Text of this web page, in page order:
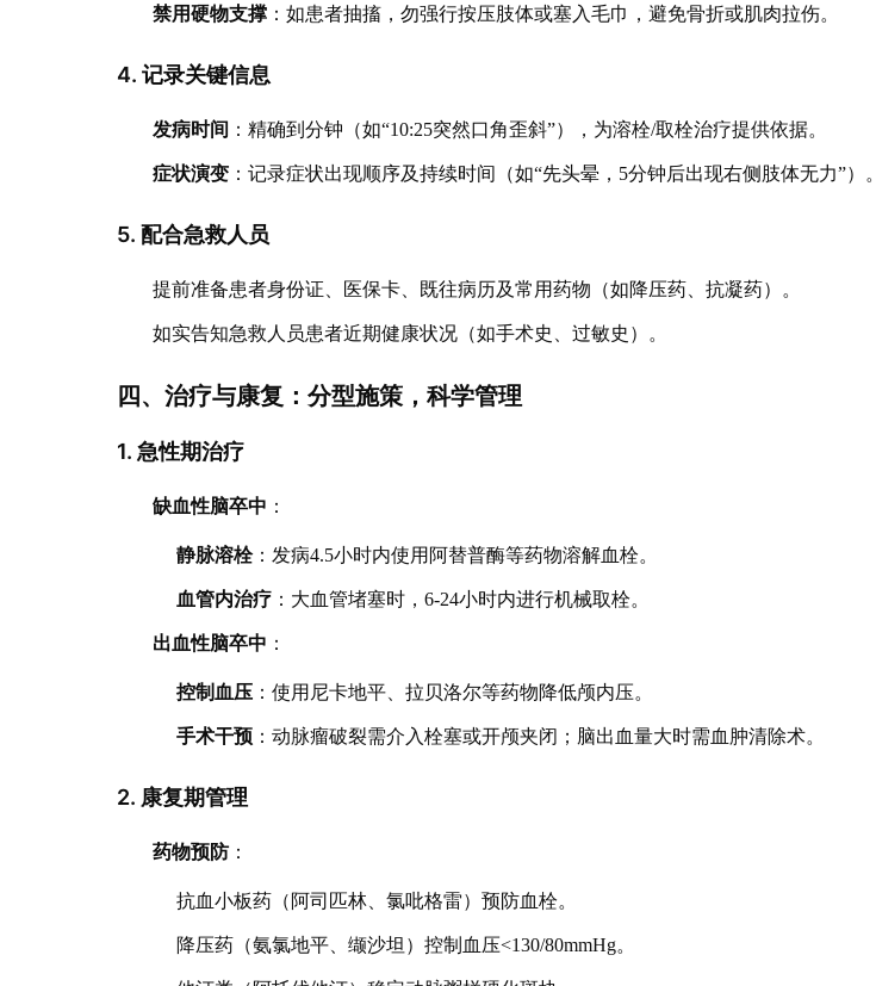
禁用硬物支撑 ：如患者抽搐，勿强行按压肢体或塞入毛巾，避免骨折或肌肉拉伤。
4. 记录关键信息
发病时间 ：精确到分钟（如“10:25突然口角歪斜”），为溶栓/取栓治疗提供依据。
症状演变 ：记录症状出现顺序及持续时间（如“先头晕，5分钟后出现右侧肢体无力”）。
5. 配合急救人员
提前准备患者身份证、医保卡、既往病历及常用药物（如降压药、抗凝药）。
如实告知急救人员患者近期健康状况（如手术史、过敏史）。
四、治疗与康复：分型施策，科学管理
1. 急性期治疗
缺血性脑卒中 ：
静脉溶栓：发病4.5小时内使用阿替普酶等药物溶解血栓。
血管内治疗 ：大血管堵塞时，6-24小时内进行机械取栓。
出血性脑卒中 ：
控制血压 ：使用尼卡地平、拉贝洛尔等药物降低颅内压。
手术干预 ：动脉瘤破裂需介入栓塞或开颅夹闭；脑出血量大时需血肿清除术。
2. 康复期管理
药物预防：
抗血小板药（阿司匹林、氯吡格雷）预防血栓。
降压药（氨氯地平、缬沙坦）控制血压<130/80mmHg。